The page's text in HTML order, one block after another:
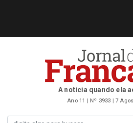
A notícia quando ela
Ano 11 | Nº 3933 | 7